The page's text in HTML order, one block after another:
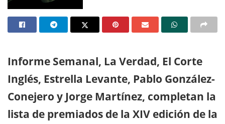
Informe Semanal, La Verdad, El Corte
Inglés, Estrella Levante, Pablo González-
Conejero y Jorge Martínez, completan la
lista de premiados de la XIV edición de la